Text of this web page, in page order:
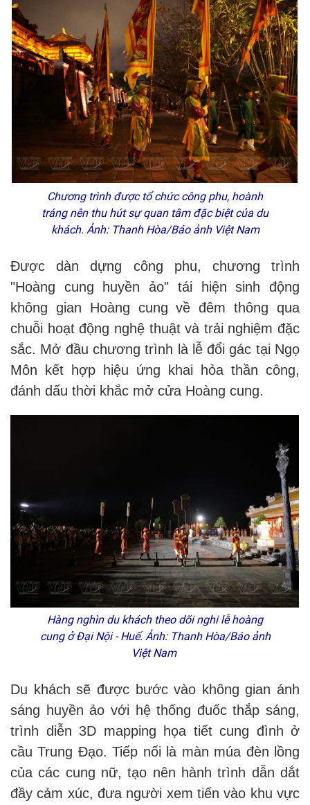
Chương trình được tổ chức công phu, hoành
tráng nên thu hút sự quan tâm đặc biệt của du
khách. Ảnh: Thanh Hòa/Báo ảnh Việt Nam
Được dàn dựng công phu, chương trình
"Hoàng cung huyền ảo" tái hiện sinh động
không gian Hoàng cung về đêm thông qua
chuỗi hoạt động nghệ thuật và trải nghiệm đặc
sắc. Mở đầu chương trình là lễ đổi gác tại Ngọ
Môn kết hợp hiệu ứng khai hỏa thần công,
đánh dấu thời khắc mở cửa Hoàng cung.
Hàng nghìn du khách theo dõi nghi lễ hoàng
cung ở Đại Nội - Huế. Ảnh: Thanh Hòa/Báo ảnh
Việt Nam
Du khách sẽ được bước vào không gian ánh
sáng huyền ảo với hệ thống đuốc thắp sáng,
trình diễn 3D mapping họa tiết cung đình ở
cầu Trung Đạo. Tiếp nối là màn múa đèn lồng
của các cung nữ, tạo nên hành trình dẫn dắt
đầy cảm xúc, đưa người xem tiến vào khu vực